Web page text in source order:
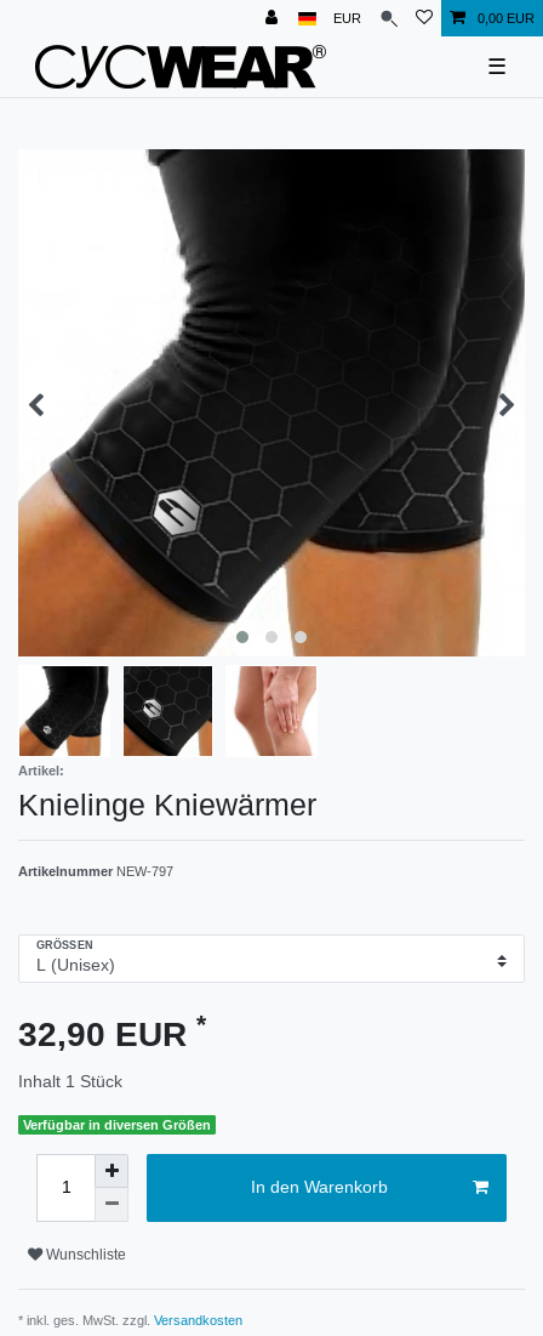
EUR 0,00 EUR
☰
Artikel:
Knielinge Kniewärmer
Artikelnummer NEW-797
GRÖSSEN
32,90 EUR *
Inhalt 1 Stück
Verfügbar in diversen Größen
In den Warenkorb
Wunschliste
* inkl. ges. MwSt. zzgl. Versandkosten